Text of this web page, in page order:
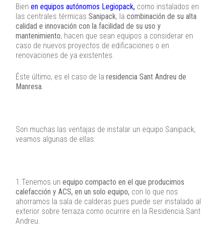
Bien en equipos autónomos Legiopack, como instalados en
las centrales térmicas Sanipack, la combinación de su alta
calidad e innovación con la facilidad de su uso y
mantenimiento, hacen que sean equipos a considerar en
caso de nuevos proyectos de edificaciones o en
renovaciones de ya existentes.
Éste último, es el caso de la residencia Sant Andreu de
Manresa.
Son muchas las ventajas de instalar un equipo Sanipack,
veamos algunas de ellas:
1.Tenemos un equipo compacto en el que producimos
calefacción y ACS, en un solo equipo, con lo que nos
ahorramos la sala de calderas pues puede ser instalado al
exterior sobre terraza como ocurrire en la Residencia Sant
Andreu.